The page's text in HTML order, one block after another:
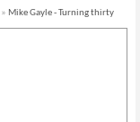
» Mike Gayle - Turning thirty